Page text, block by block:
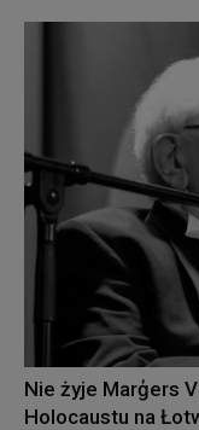
Nie żyje Marģers
Holocaustu na